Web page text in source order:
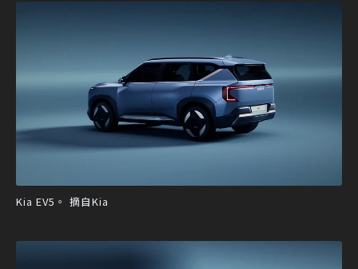
Kia EV5。 摘自Kia